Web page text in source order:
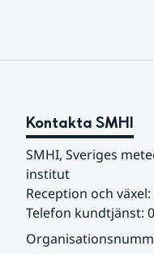
Kontakta SMHI
SMHI, Sveriges
institut
Reception och växel:
Telefon kundtjänst: